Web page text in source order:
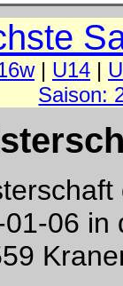
| U14 |
Saison:
01-06